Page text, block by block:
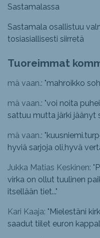
Sastamalassa
Sastamala osallistuu
tosiasiallisesti siirretä
Tuoreimmat
mä vaan.: "mahroikko
mä vaan.: "voi noita
sattuu mutta järki jäänyt
mä vaan.: "
hyviä sarjoja oli,hyvä
Jukka Matias Keskinen: "
virka on ollut tuulinen
itsellään tiet..."
Kari Kaaja: "Mielestäni
saadut tiilet euron